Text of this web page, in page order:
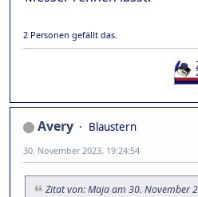
2 Personen gefällt das.
Avery
Blaustern
30. November 2023, 19:24:54
Zitat von: Maja am 30. November